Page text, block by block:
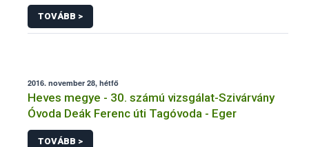
TOVÁBB >
2016. november 28, hétfő
Heves megye - 30. számú vizsgálat-Szivárvány
Óvoda Deák Ferenc úti Tagóvoda - Eger
TOVÁBB >